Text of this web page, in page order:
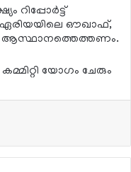
റിപ്പോര്‍ട്ട്
ഏരിയയിലെ ഔഖാഫ്,
ആസ്ഥാനത്തെത്തണം.
യോഗം ചേരും